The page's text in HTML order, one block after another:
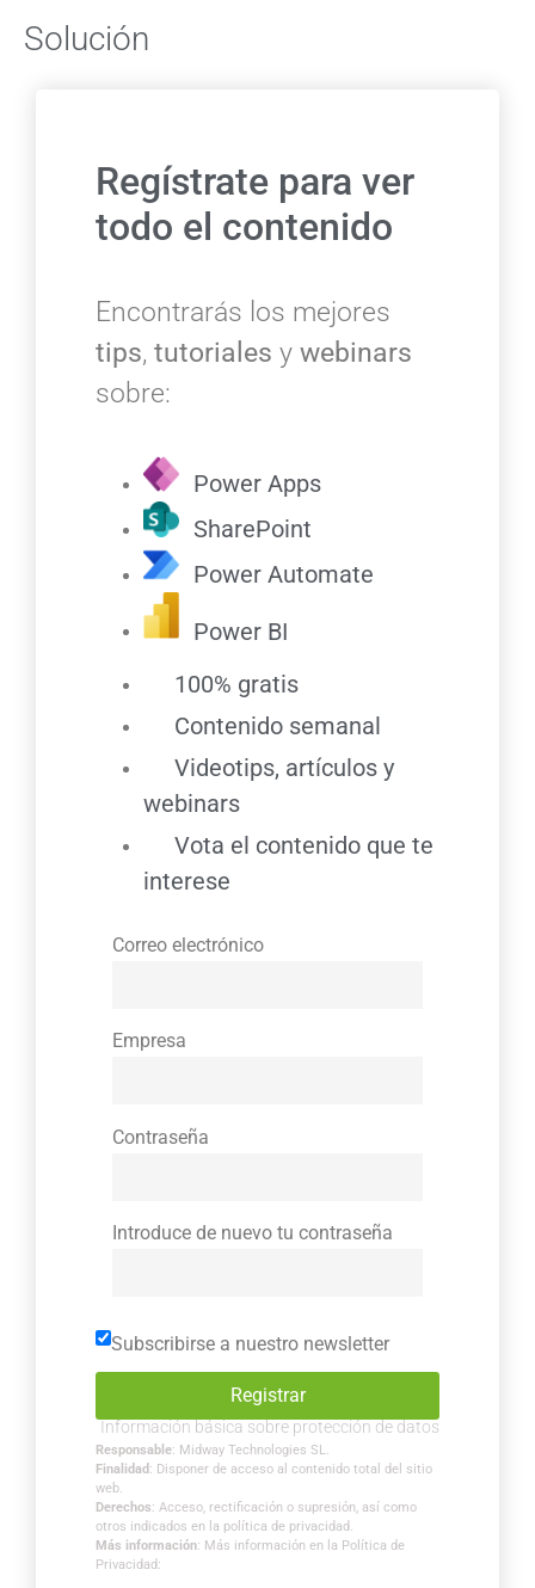
Solución
Regístrate para ver
todo el contenido
Encontrarás los mejores
tips, tutoriales y webinars
sobre:
Power Apps
SharePoint
Power Automate
Power BI
100% gratis
Contenido semanal
Videotips, artículos y
webinars
Vota el contenido que te
interese
Correo electrónico
Empresa
Contraseña
Introduce de nuevo tu contraseña
Subscribirse a nuestro newsletter
Información básica sobre protección de datos
Responsable: Midway Technologies SL.
Finalidad : Disponer de acceso al contenido total del sitio
web.
Derechos: Acceso, rectificación o supresión, así como
otros indicados en la política de privacidad.
Más información: Más información en la Política de
Privacidad: